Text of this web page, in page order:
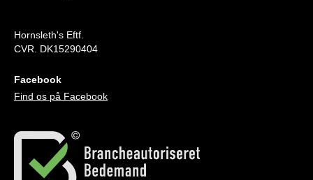
Hornsleth's Eftf.
CVR. DK15290404
Facebook
Find os på Facebook